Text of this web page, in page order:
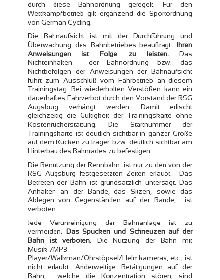
durch diese Bahnordnung geregelt. Für den
Wettkampfbetrieb gilt ergänzend die Sportordnung
von German Cycling.
Die Bahnaufsicht ist mit der Durchführung und
Überwachung des Bahnbetriebes beauftragt.
Ihren
Anweisungen ist Folge zu leisten.Das
Nichteinhalten der Bahnordnung bzw. das
Nichtbefolgen der Anweisungen der Bahnaufsicht
führt zum Ausschluß vom Fahrbetrieb an diesem
Trainingstag. Bei wiederholten Verstößen kann ein
dauerhaftes Fahrverbot durch den Vorstand der RSG
Augsburg verhängt werden. Damit erlischt
gleichzeitig die Gültigkeit der Trainingskarte ohne
Kostenrückerstattung. Die Startnummer der
Trainingskarte ist deutlich sichtbar in ganzer Größe
auf dem Rücken zu tragen bzw. deutlich sichtbar am
Hinterbau des Bahnrades zu befestigen .
Die Benutzung der Rennbahn ist nur zu den von der
RSG Augsburg festgesetzten Zeiten erlaubt. Das
Betreten der Bahn ist grundsätzlich untersagt. Das
Anhalten an der Bande, das Sitzen, sowie das
Ablegen von Gegenständen auf der Bande, ist
verboten.
Jede Verunreinigung der Bahnanlage ist zu
vermeiden. Das Spucken und Schneuzen auf der
Bahn ist verboten . Die Nutzung der Bahn mit
Musik-/MP3-
Player/Walkman/Ohrstöpsel/Helmkameras, etc., ist
nicht erlaubt. Anderweitige Betätigungen auf der
Bahn, welche die Konzentration stören, sind